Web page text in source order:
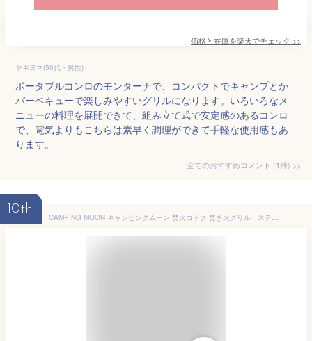
価格と在庫を楽天でチェック >>
ヤギヌマ(50代・男性)
ポータブルコンロのモンターナで、コンパクトでキャンプとか
バーベキューで楽しみやすいグリルになります。いろいろなメ
ニューの料理を展開できて、組み立て式で安定感のあるコンロ
で、電気よりもこちらは素早く調理ができて手軽な使用感もあ
ります。
全てのおすすめコメント (1件) >
10th
CAMPING MOON キャンピングムーン 焚火ゴトク 焚き火グリル ステンレス アイアンスタンド マルチスタンド 収納ケース付 MTG-TSDD ポータブルコンロ SALE